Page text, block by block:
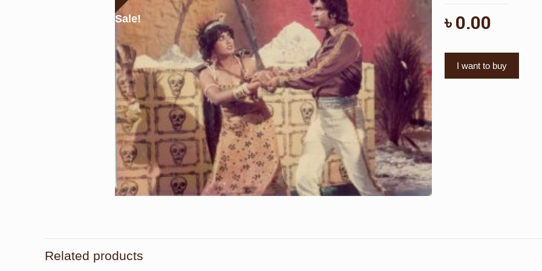
Sale! ৳0.00
I want to buy
Related products